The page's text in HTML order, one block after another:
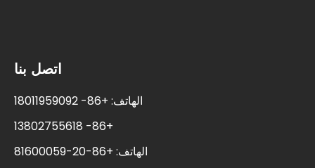
اتصل بنا
الهاتف: +86- 18011959092
+86- 13802755618
الهاتف: +86-20-81600059